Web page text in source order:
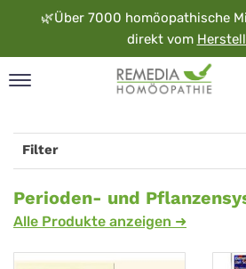
🌿Über 7000 homöopathische
direkt vom
Filter
Perioden-
und
Pflanzensystem
Perioden- und
Alle Produkte anzeigen ➜